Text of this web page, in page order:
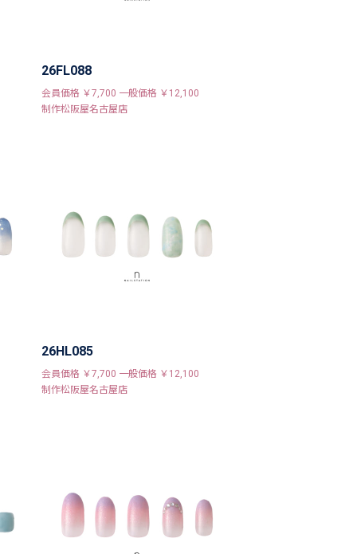
26FL088
会員価格 ￥7,700 一般価格 ￥12,100
制作松阪屋名古屋店
26HL085
会員価格 ￥7,700 一般価格 ￥12,100
制作松阪屋名古屋店